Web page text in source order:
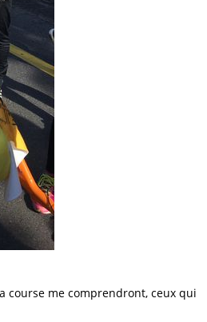
course me comprendront, ceux qui